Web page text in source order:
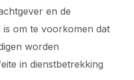
en de
om te voorkomen dat
worden
in dienstbetrekking